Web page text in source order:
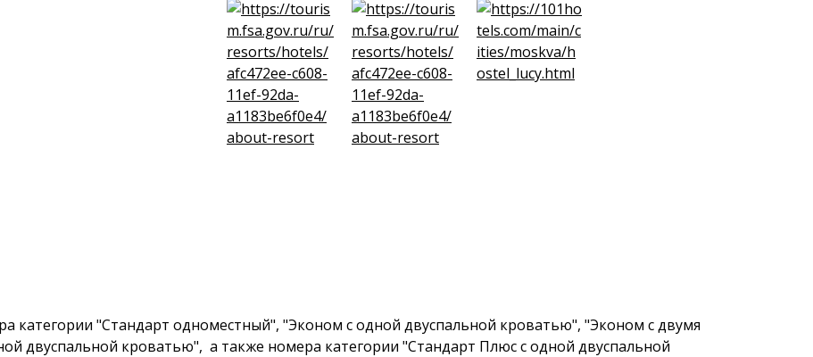
категории "Стандарт одноместный", "Эконом с одной двуспальной кроватью", "Эконом с двумя
двуспальной кроватью", а также номера категории "Стандарт Плюс с одной двуспальной